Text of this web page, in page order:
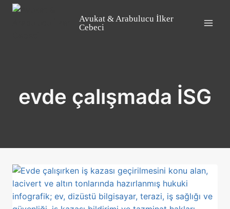
Skip
Avukat & Arabulucu İlker
Cebeci
evde çalışmada İSG